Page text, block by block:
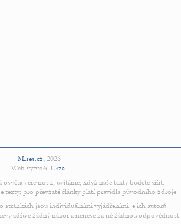
Mises.cz, 2026
Web vytvořil Urza.
veřejnosti; uvítáme, když naše texty budete šířit.
texty; pro převzaté články platí pravidla původního zdroje.
stránkách jsou individuálními vyjádřeními jejich autorů.
žádný názor a nenese za ně žádnou odpovědnost.